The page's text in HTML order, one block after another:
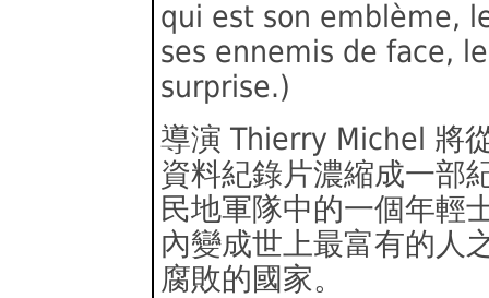
qui est son emblème,
ses ennemis de face,
surprise.)
導演 Thierry Michel 將
資料紀錄片濃縮成一部
民地軍隊中的一個年輕
內變成世上最富有的人
腐敗的國家。